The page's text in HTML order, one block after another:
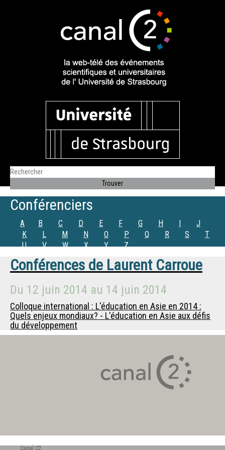
Conférenciers
A B C D E F G H I
J
K
L M N O P Q R S
T
U
V W X Y Z
Conférences de Laurent Carroue
Du 12 juin 2014 au 14 juin 2014
Colloque international : L'éducation en Asie en 2014 :
Quels enjeux mondiaux? - L'éducation en Asie aux défis
du développement
Canal C2